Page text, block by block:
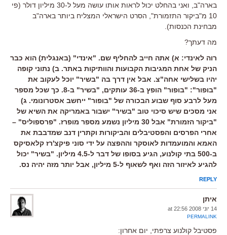
בארה"ב, ואני בהחלט יכול לראות אותו עושה מעל ל-30 מיליון דולר (פי
10 מ"ביקור התזמורת", הסרט הישראלי המצליח ביותר בארה"ב
מבחינת הכנסות).
מה דעתך?
רוה לאינדי: א) אתה חייב להחליף שם. "אינדי" (באנגלית) הוא כבר
הניק של אחת המגיבות הקבועות והוותיקות באתר. ב) נתוני קופה
יהיו בשלישי אחה"צ. אבל אין דרך בה "בשיר" יוכל לעקוב את
"בופור": "בופור" הופץ ב-36 עותקים, "בשיר" ב-8. כך שכל מספר
מעל לרבע סוף שבוע הבכורה של "בופור" ייחשב אסטרונומי. ג)
אני מסכים שיש סיכוי טוב "בשיר" ישבור באמריקה את השיא של
"ביקור הזמורת" אבל 30 מיליון נשמע מספר מופרז. "פרספוליס" –
אחרי הפרסים והפסטיבלים והביקורות וקתרין דנב שמדבבת את
האמא והמועמדות לאוסקר וההפצה על ידי סוני פיקצ'רז קלאסיקס
ב-500 בתי קולנוע, הגיע בסופו של דבר ל-4.5 מיליון. "בשיר" יכול
להגיע לאיזור הזה ואף לשאוף ל-5 מיליון, אבל יותר מזה יהיה נס.
REPLY
איתן
14 יוני 2008 at 22:56
PERMALINK
פסטיבל קולנוע צרפתי, יום אחרון: